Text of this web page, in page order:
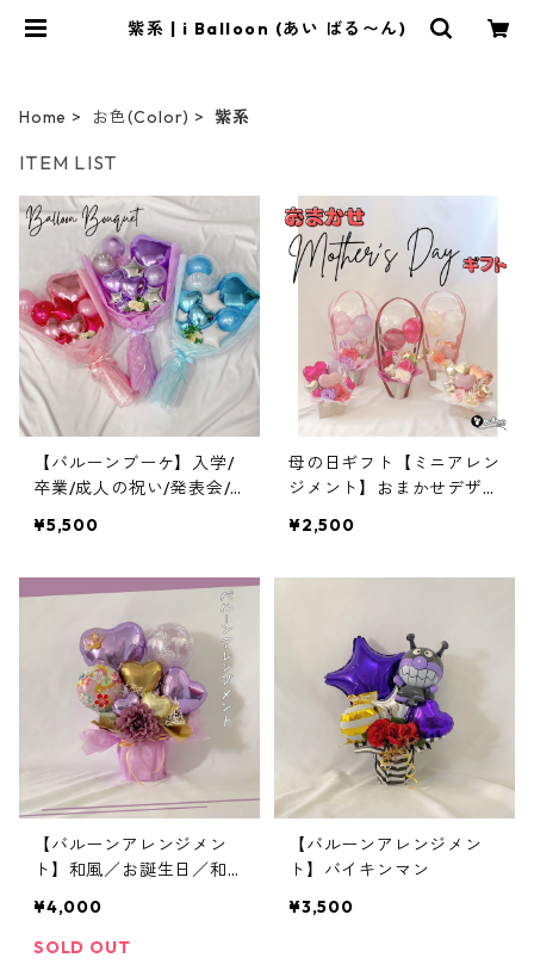
紫系 | i Balloon (あい ばる〜ん)
Home お色(Color) 紫系
ITEM LIST
【バルーンブーケ】入学/
卒業/成人の祝い/発表会/
¥5,500
母の日ギフト【ミニアレン
ジメント】おまかせデザイ
¥2,500
【バルーンアレンジメン
ト】和風／お誕生日／和柄
¥4,000
SOLD OUT
【バルーンアレンジメン
ト】バイキンマン
¥3,500